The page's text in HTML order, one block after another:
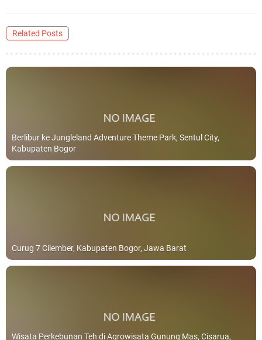
Related Posts
Berlibur ke Jungleland Adventure Theme Park, Sentul City,
Kabupaten Bogor
Curug 7 Cilember, Kabupaten Bogor, Jawa Barat
Wisata Perkebunan Teh di Agrowisata Gunung Mas, Cisarua,